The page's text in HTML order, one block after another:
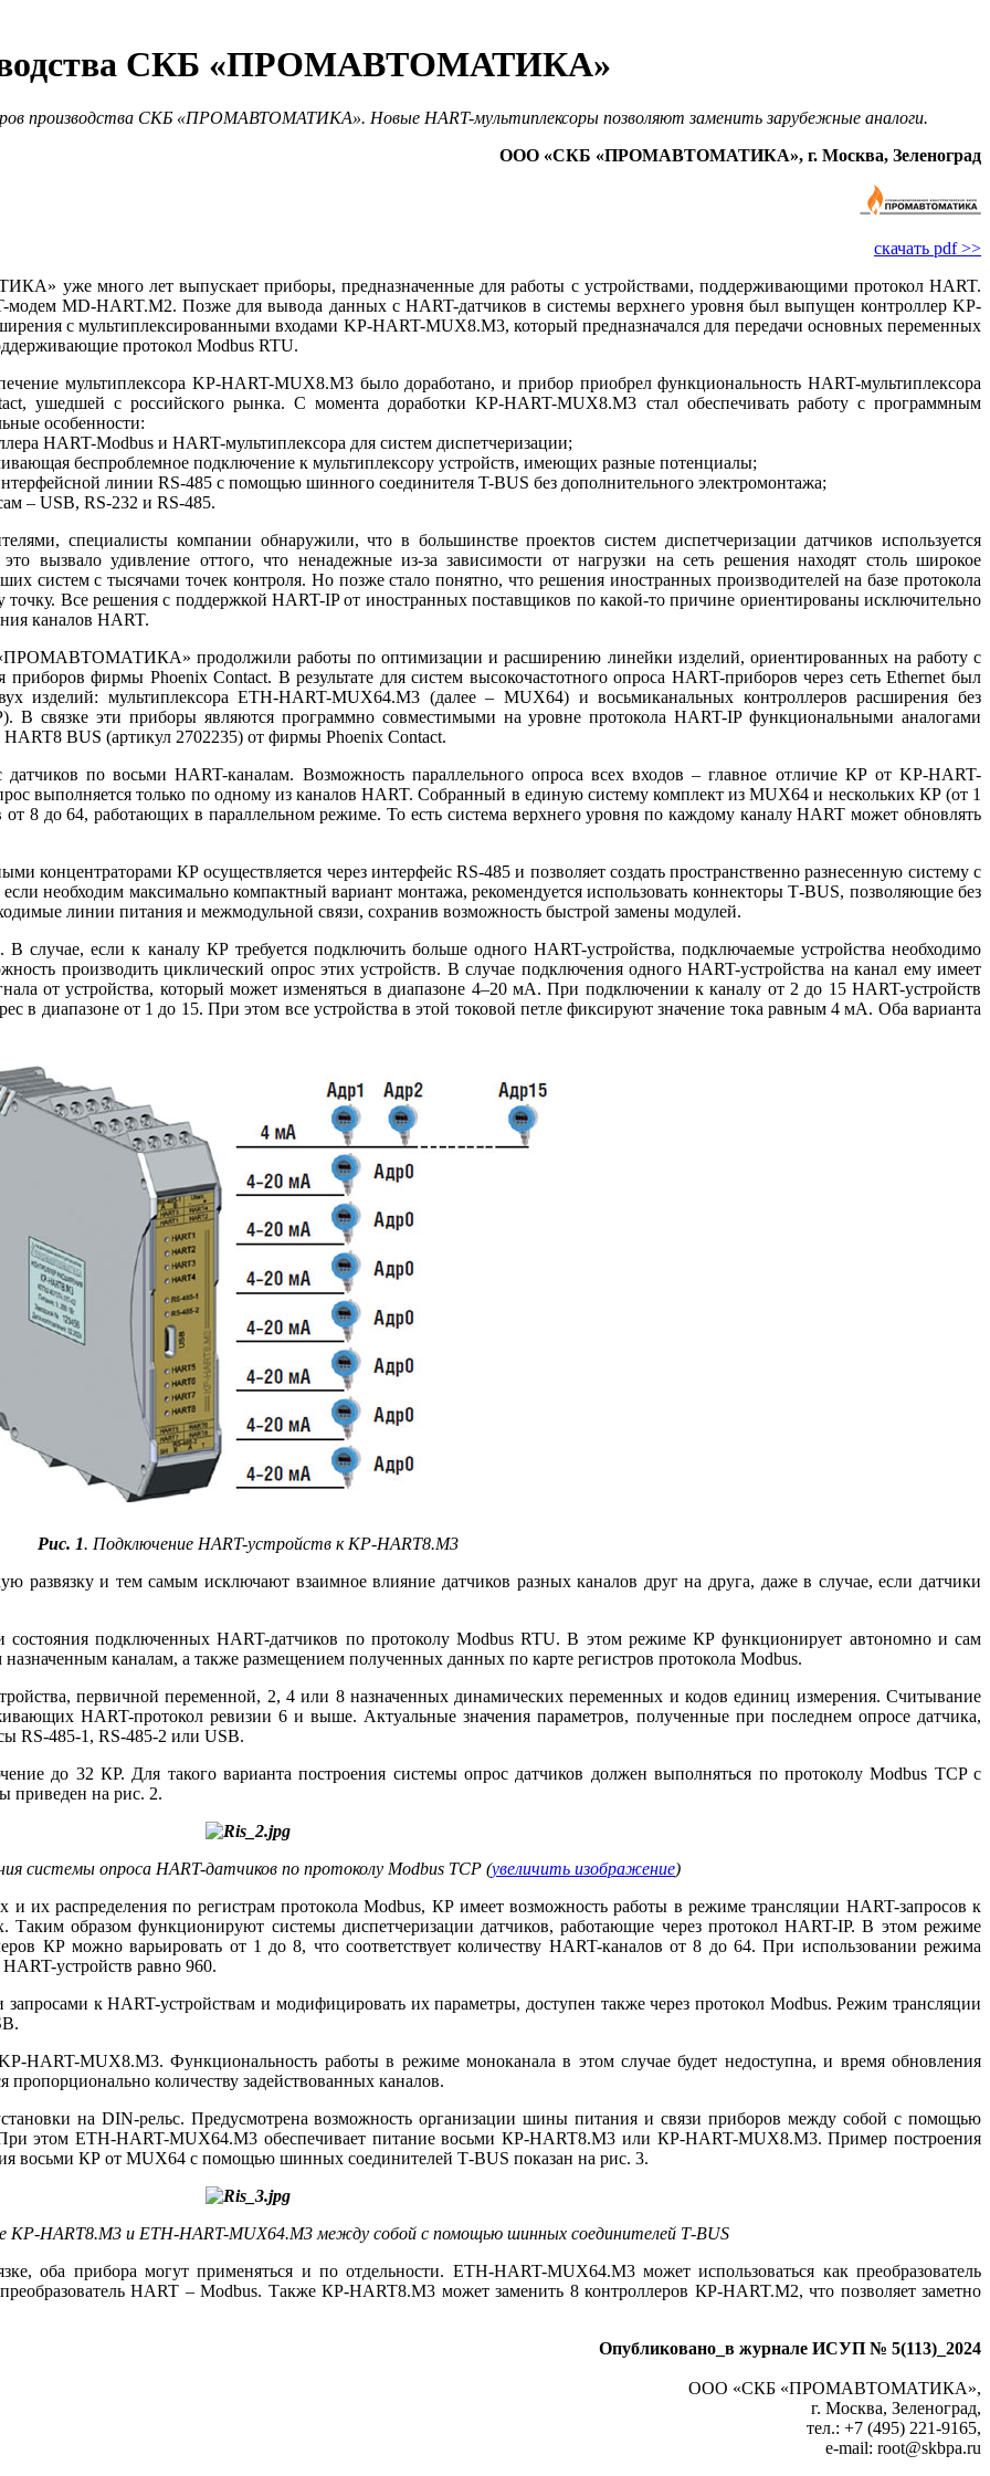
СКБ «ПРОМАВТОМАТИКА»
производства СКБ «ПРОМАВТОМАТИКА». Новые HART-мультиплексоры позволяют заменить зарубежные аналоги.
ООО «СКБ «ПРОМАВТОМАТИКА», г. Москва, Зеленоград
скачать pdf >>
уже много лет выпускает приборы, предназначенные для работы с устройствами, поддерживающими протокол HART.
модем MD-HART.М2. Позже для вывода данных с HART-датчиков в системы верхнего уровня был выпущен контроллер KP-
с мультиплексированными входами KP-HART-MUX8.М3, который предназначался для передачи основных переменных
протокол Modbus RTU.
мультиплексора KP-HART-MUX8.М3 бы­ло доработано, и прибор приобрел функциональность HART-мультиплексора
ушедшей с российского рынка. С момента доработки KP-HART-MUX8.М3 стал обеспечивать работу с программным
особенности:
HART-Modbus и HART-мультиплексора для систем диспетчеризации;
беспроблемное подключение к мультиплексору устройств, имеющих разные потенциалы;
линии RS‑485 с помощью шинного соединителя T-BUS без дополнительного электромонтажа;
– USB, RS‑232 и RS‑485.
специалисты компании обнаружили, что в большинстве проектов систем диспетчеризации датчиков используется
вызвало удивление оттого, что ненадежные из-за зависимости от нагрузки на сеть решения находят столь широкое
систем с тысячами точек контроля. Но позже стало понятно, что решения иностранных производителей на ба­зе протокола
Все решения с поддержкой HART-IP от иностранных поставщиков по какой-то причине ориентированы исключительно
каналов HART.
«ПРОМАВТОМАТИКА» продолжили работы по оптимизации и расширению линейки изделий, ориентированных на работу с
фирмы Phoenix Contact. В результате для систем высокочастотного опроса HART-приборов через сеть Ethernet был
изделий: мультиплексора ETH-HART-MUX64.M3 (далее – MUX64) и восьмиканальных контроллеров расширения без
В связке эти приборы являются программно совместимыми на уровне протокола HART-IP функциональными аналогами
BUS (артикул 2702235) от фирмы Phoenix Contact.
по восьми HART-каналам. Возможность параллельного опроса всех входов – главное отличие КР от KP-HART-
выполняется только по одному из каналов HART. Собранный в единую систему комплект из MUX64 и нескольких КР (от 1
от 8 до 64, работающих в параллельном режиме. То есть система верхнего уровня по каждому каналу HART может обновлять
КР осуществляется через интерфейс RS‑485 и позволяет создать пространственно разнесенную систему с
необходим максимально компактный вариант монтажа, рекомендуется использовать коннекторы T‑BUS, позволяющие без
линии питания и межмодульной связи, сохранив возможность быстрой замены модулей.
если к каналу КР требуется подключить больше одного HART-устройства, подключаемые устройства необходимо
производить циклический опрос этих устройств. В случае подключения одного HART-устройства на канал ему имеет
от устройства, который может изменяться в диапазоне 4–20 мА. При подключении к каналу от 2 до 15 HART-устройств
в диапазоне от 1 до 15. При этом все устройства в этой токовой петле фиксируют значение то­ка равным 4 мА. Оба варианта
Рис. 1. Подключение HART-устройств к KP-HART8.M3
развязку и тем самым исключают взаимное влияние датчиков разных каналов друг на друга, да­же в случае, если датчики
состояния подключенных HART-датчиков по протоколу Modbus RTU. В этом режиме КР функционирует автономно и сам
каналам, а также размещением полученных данных по карте регистров протокола Modbus.
первичной переменной, 2, 4 или 8 назначенных динамических переменных и кодов единиц измерения. Считывание
HART-протокол ревизии 6 и вы­ше. Актуальные значения параметров, полученные при последнем опросе датчика,
RS‑485‑1, RS‑485‑2 или USB.
до 32 КР. Для такого варианта построения системы опрос датчиков должен выполняться по протоколу Modbus TCP с
приведен на рис. 2.
системы опроса HART-датчиков по протоколу Modbus TCP (увеличить изображение)
их распределения по регистрам протокола Modbus, КР имеет возможность работы в режиме трансляции HART-запросов к
образом функционируют системы диспетчеризации датчиков, работающие через протокол HART-IP. В этом режиме
КР можно варьировать от 1 до 8, что соответствует количеству HART-каналов от 8 до 64. При использовании режима
устройств равно 960.
к HART-устройствам и модифицировать их параметры, доступен также через протокол Modbus. Режим трансляции
HART-MUX8.М3. Функциональность работы в режиме моноканала в этом случае будет недоступна, и время обновления
количеству задействованных каналов.
на DIN-рельс. Предусмотрена возможность организации шины питания и связи приборов между собой с помощью
этом ETH-HART-MUX64.M3 обеспечивает питание восьми КР-HART8.М3 или КР-HART-MUX8.M3. Пример построения
восьми КР от MUX64 с помощью шинных соединителей T‑BUS показан на рис. 3.
КР-HART8.М3 и ETH-HART-MUX64.M3 между собой с помощью шинных соединителей T‑BUS
прибора могут применяться и по отдельности. ETH-HART-MUX64.M3 может использоваться как преобразователь
HART – Modbus. Также КР-HART8.М3 может заменить 8 контроллеров КР-HART.М2, что позволяет заметно
Опубликовано_в журнале ИСУП № 5(113)_2024
ООО «СКБ «ПРОМАВТОМАТИКА»,
г. Москва, Зеленоград,
тел.: +7 (495) 221-9165,
e-mail: root@skbpa.ru